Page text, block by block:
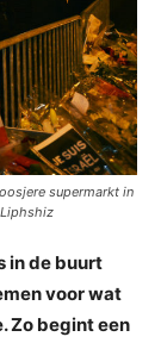
supermarkt in
in de buurt
voor wat
Zo begint een